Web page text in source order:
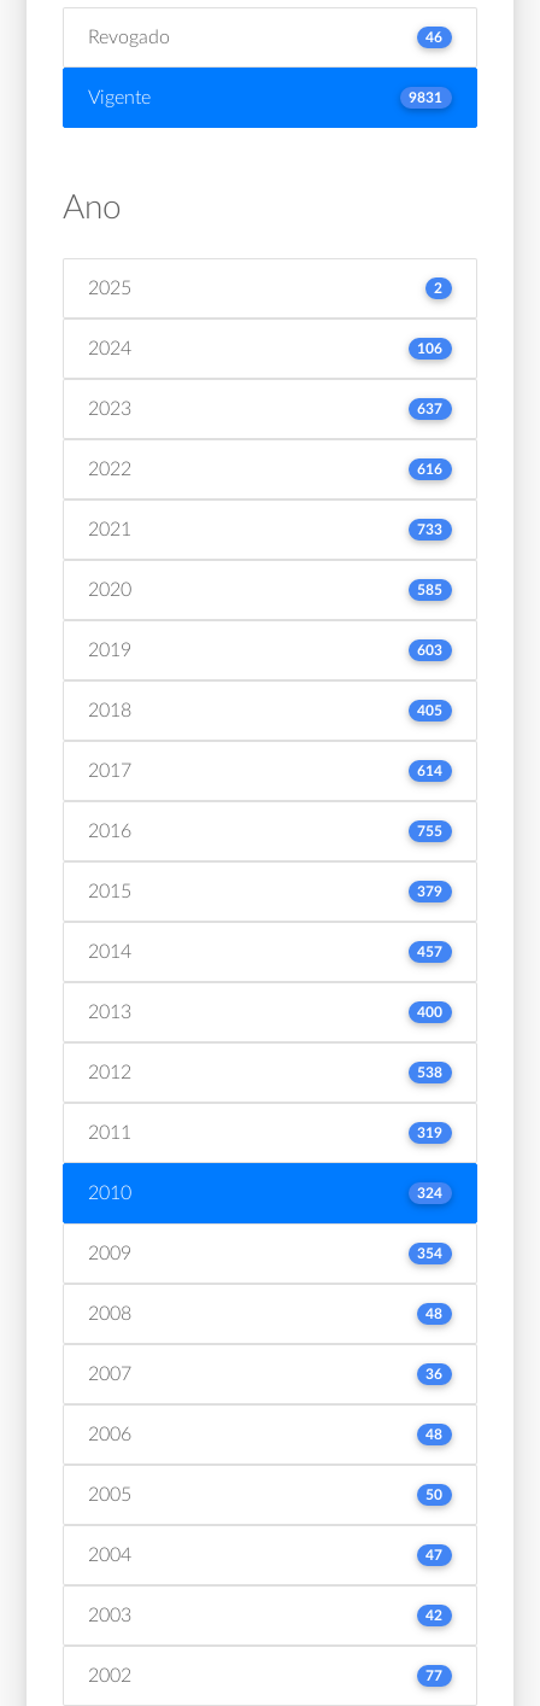
Revogado 46
Vigente 9831
Ano
2025 2
2024 106
2023 637
2022 616
2021 733
2020 585
2019 603
2018 405
2017 614
2016 755
2015 379
2014 457
2013 400
2012 538
2011 319
2010 324
2009 354
2008 48
2007 36
2006 48
2005 50
2004 47
2003 42
2002 77